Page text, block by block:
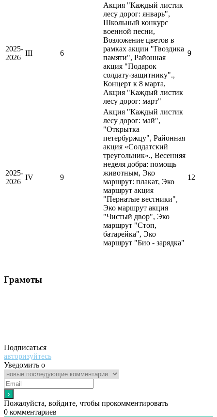
2025-
2026
III 6
Акция "Каждый листик
лесу дорог: январь",
Школьный конкурс
военной песни,
Возложение цветов в
рамках акции "Гвоздика
памяти", Районная
акция "Подарок
солдату-защитнику".,
Концерт к 8 марта,
Акция "Каждый листик
лесу дорог: март"
9
2025-
2026
IV 9
Акция "Каждый листик
лесу дорог: май",
"Открытка
петербуржцу", Районная
акция «Солдатский
треугольник»., Весенняя
неделя добра: помощь
животным, Эко
маршрут: плакат, Эко
маршрут акция
"Пернатые вестники",
Эко маршрут акция
"Чистый двор", Эко
маршрут "Стоп,
батарейка", Эко
маршрут "Био - зарядка"
12
Грамоты
Подписаться
авторизуйтесь
Уведомить о
Пожалуйста, войдите, чтобы прокомментировать
0 комментариев